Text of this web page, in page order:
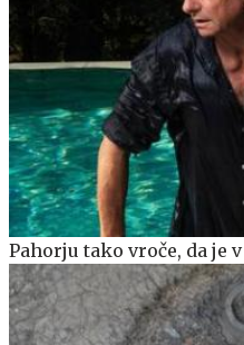
Pahorju tako vroče, da je